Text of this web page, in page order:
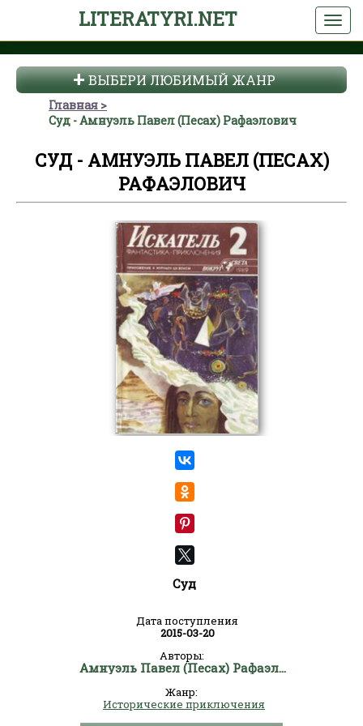
LITERATYRI.NET
ВЫБЕРИ ЛЮБИМЫЙ ЖАНР
Главная
Суд - Амнуэль Павел (Песах) Рафаэлович
СУД - АМНУЭЛЬ ПАВЕЛ (ПЕСАХ)
РАФАЭЛОВИЧ
Суд
Дата поступления
2015-03-20
Авторы:
Амнуэль Павел (Песах) Рафаэлович
Жанр:
Исторические приключения